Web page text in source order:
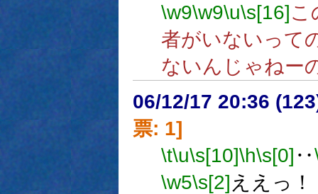
\w9\w9\u\s[16]こ
者がいないって
ないんじゃねー
06/12/17 20:36
票: 1]
\t\u\s[10]\h\s[0] ‥
\w5\s[2] ええっ！